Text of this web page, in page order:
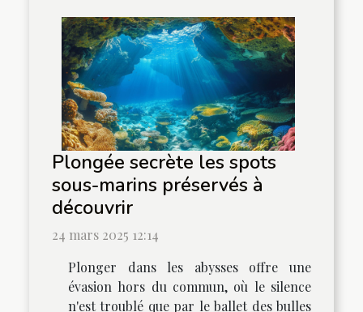
Plongée secrète les spots
sous-marins préservés à
découvrir
24 mars 2025 12:14
Plonger dans les abysses offre une
évasion hors du commun, où le silence
n'est troublé que par le ballet des bulles